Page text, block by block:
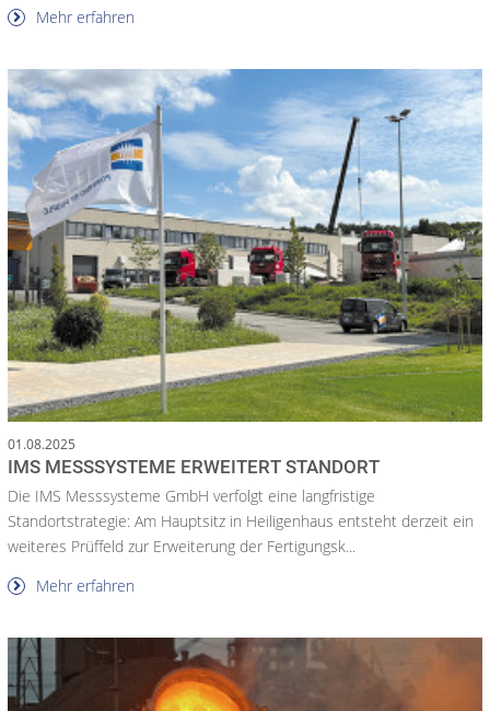
Mehr erfahren
01.08.2025
IMS MESSSYSTEME ERWEITERT STANDORT
Die IMS Messsysteme GmbH verfolgt eine langfristige
Standortstrategie: Am Hauptsitz in Heiligenhaus entsteht derzeit ein
weiteres Prüffeld zur Erweiterung der Fertigungsk...
Mehr erfahren